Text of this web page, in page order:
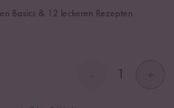
Basics & 12 leckeren Rezepten